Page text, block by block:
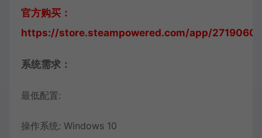
官方购买：
https://store.steampowered.com/app/2719060/
系统需求：
最低配置:
操作系统: Windows 10